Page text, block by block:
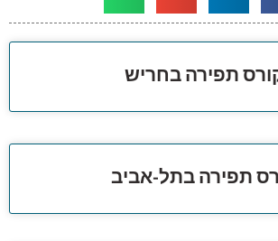
תפירה בחריש
תפירה בתל-אביב